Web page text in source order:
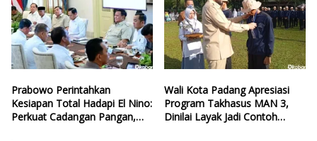
Prabowo Perintahkan
Kesiapan Total Hadapi El Nino:
Perkuat Cadangan Pangan,
Wali Kota Padang Apresiasi
Program Takhasus MAN 3,
Dinilai Layak Jadi Contoh